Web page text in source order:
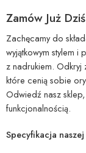
Zamów Już
Zachęcamy do
wyjątkowym stylem i
z nadrukiem. Odkryj
które cenią sobie
Odwiedź nasz
funkcjonalnością.
Specyfikacja